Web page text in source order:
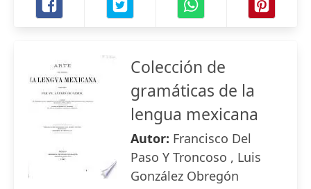
Colección de
gramáticas de la
lengua mexicana
Autor: Francisco Del
Paso Y Troncoso , Luis
González Obregón